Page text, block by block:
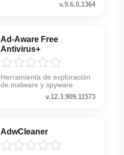
v.9.6.0.1364
Ad-Aware Free
Antivirus+
Herramienta de exploración
de malware y spyware
v.12.3.909.11573
AdwCleaner